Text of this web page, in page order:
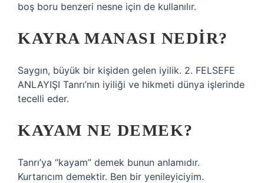
boş boru benzeri nesne için de kullanılır.
KAYRA MANASI NEDIR?
Saygın, büyük bir kişiden gelen iyilik. 2. FELSEFE
ANLAYIŞI Tanrı’nın iyiliği ve hikmeti dünya işlerinde
tecelli eder.
KAYAM NE DEMEK?
Tanrı’ya “kayam” demek bunun anlamıdır.
Kurtarıcım demektir. Ben bir yenileyiciyim.